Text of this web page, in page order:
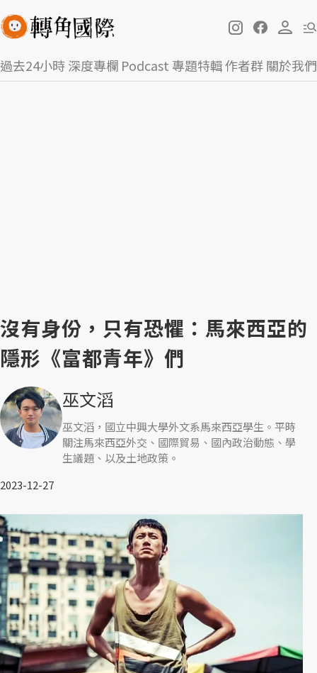
過去24小時深度專欄 Podcast 專題特輯作者群關於我們
沒有身份，只有恐懼：馬來西亞的
隱形《富都青年》們
巫文滔
巫文滔，國立中興大學外文系馬來西亞學生。平時
關注馬來西亞外交、國際貿易、國內政治動態、學
生議題、以及土地政策。
2023-12-27